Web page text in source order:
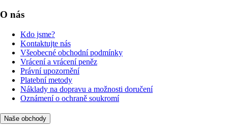
O nás
Kdo jsme?
Kontaktujte nás
Všeobecné obchodní podmínky
Vrácení a vrácení peněz
Právní upozornění
Platební metody
Náklady na dopravu a možnosti doručení
Oznámení o ochraně soukromí
Naše obchody